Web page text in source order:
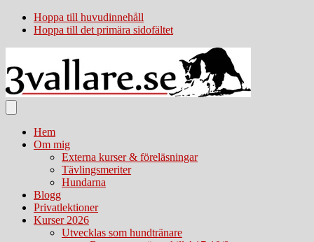
Hoppa till huvudinnehåll
Hoppa till det primära sidofältet
Hem
Om mig
Externa kurser & föreläsningar
Tävlingsmeriter
Hundarna
Blogg
Privatlektioner
Kurser 2026
Utvecklas som hundtränare